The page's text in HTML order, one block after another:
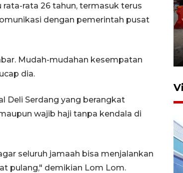
rata 26 tahun, termasuk terus
dengan pemerintah pusat
Mudah-mudahan kesempatan
dia.
Deli Serdang yang berangkat
wajib haji tanpa kendala di
seluruh jamaah bisa menjalankan
pulang," demikian Lom Lom.